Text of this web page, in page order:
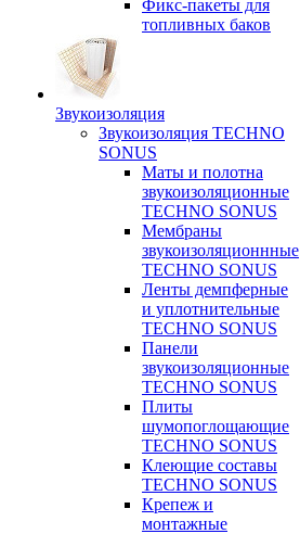
Фикс-пакеты для
топливных баков
Звукоизоляция
Звукоизоляция TECHNO
SONUS
Маты и полотна
звукоизоляционные
TECHNO SONUS
Мембраны
звукоизоляционнные
TECHNO SONUS
Ленты демпферные
и уплотнительные
TECHNO SONUS
Панели
звукоизоляционные
TECHNO SONUS
Плиты
шумопоглощающие
TECHNO SONUS
Клеющие составы
TECHNO SONUS
Крепеж и
монтажные